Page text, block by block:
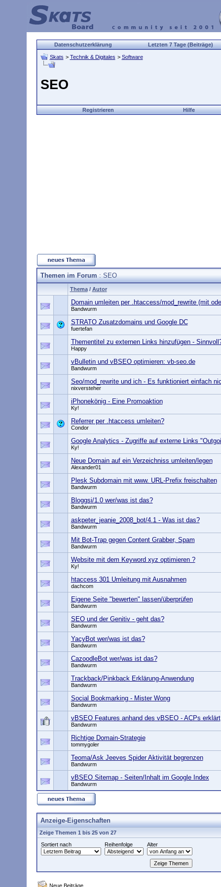
Datenschutzerklärung Letzten 7 Tage (Beiträge)
Skats > Technik & Digitales > Software
SEO
Registrieren Hilfe
Themen im Forum: SEO
Thema/ Autor
Domain umleiten per .htaccess/mod_rewrite (mit
Bandwurm
STRATO Zusatzdomains und Google DC
fuertefan
Thementitel zu externen Links hinzufügen -
Happy
vBulletin und vBSEO optimieren: vb-seo.de
Bandwurm
Seo/mod_rewrite und ich - Es funktioniert einfach
nixversteher
iPhonekönig - Eine Promoaktion
Ky!
Referrer per .htaccess umleiten?
Condor
Google Analytics - Zugriffe auf externe Links
Ky!
Neue Domain auf ein Verzeichniss umleiten/legen
Alexander01
Plesk Subdomain mit www. URL-Prefix freischalten
Bandwurm
Bloggsi/1.0 wer/was ist das?
Bandwurm
askpeter_jeanie_2008_bot/4.1 - Was ist das?
Bandwurm
Mit Bot-Trap gegen Content Grabber, Spam
Bandwurm
Website mit dem Keyword xyz optimieren ?
Ky!
htaccess 301 Umleitung mit Ausnahmen
dachcom
Eigene Seite "bewerten" lassen/überprüfen
Bandwurm
SEO und der Genitiv - geht das?
Bandwurm
YacyBot wer/was ist das?
Bandwurm
CazoodleBot wer/was ist das?
Bandwurm
Trackback/Pinkback Erklärung-Anwendung
Bandwurm
Social Bookmarking - Mister Wong
Bandwurm
vBSEO Features anhand des vBSEO - ACPs erklärt
Bandwurm
Richtige Domain-Strategie
tommygoler
Teoma/Ask Jeeves Spider Aktivität begrenzen
Bandwurm
vBSEO Sitemap - Seiten/Inhalt im Google Index
Bandwurm
Anzeige-Eigenschaften
Zeige Themen 1 bis 25 von 27
Sortiert nach
Reihenfolge Alter
Neue Beiträge